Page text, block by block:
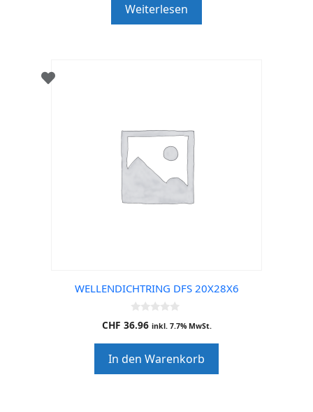
o
f
5
Weiterlesen
WELLENDICHTRING DFS 20X28X6
0
o
o
f
5
CHF 36.96 inkl. 7.7% MwSt.
In den Warenkorb